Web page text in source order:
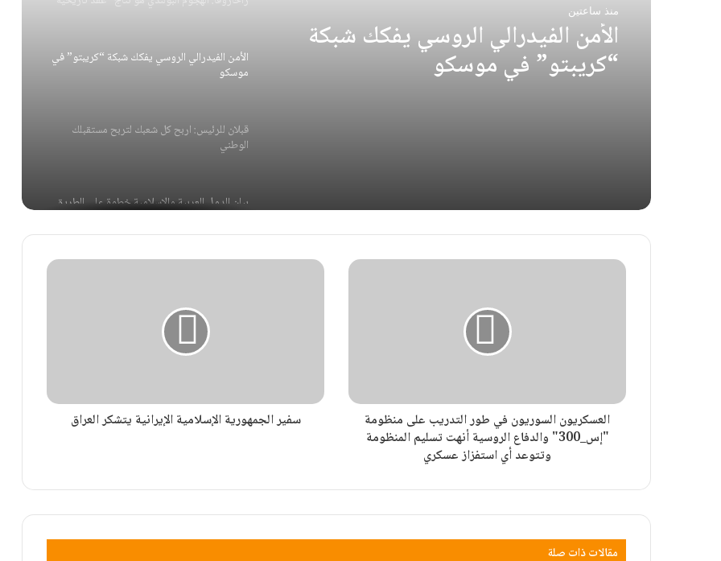
منذ ساعتين
الأمن الفيدرالي الروسي يفكك شبكة
“كريبتو” في موسكو الأمن الفيدرالي الروسي يفكك شبكة “كريبتو” في
موسكو
قبلان للرئيس: اربح كل شعبك لتربح مستقبلك
الوطني ‏
بيان الدول العربية والإسلامية خطوة على الطريق
زاخاروفا: الهجوم البولندي هو نتاج “عقد تاريخية”
موسكو
بيان الدول العربية والإسلامية خطوة على الطريق
العسكريون السوريون في طور التدريب على منظومة
"إس_300" والدفاع الروسية أنهت تسليم المنظومة
وتتوعد أي استفزاز عسكري
سفير الجمهورية الإسلامية الإيرانية يتشكر العراق
مقالات ذات صلة